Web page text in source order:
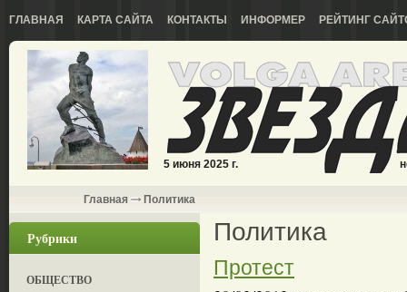
ГЛАВНАЯ КАРТА САЙТА КОНТАКТЫ ИНФОРМЕР РЕЙТИНГ
5 июня 2025 г.
Главная Политика
Рубрики
ОБЩЕСТВО
Политика
Протест